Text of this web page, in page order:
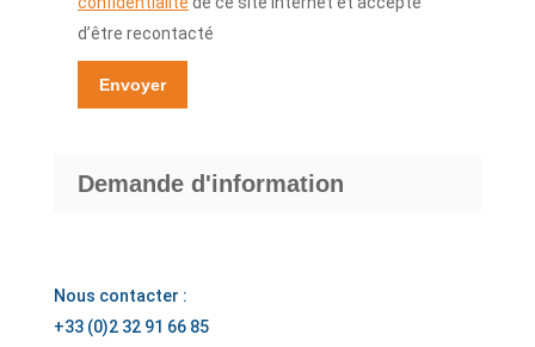
d’être recontacté
Demande d'information
Nous contacter :
+33 (0)2 32 91 66 85